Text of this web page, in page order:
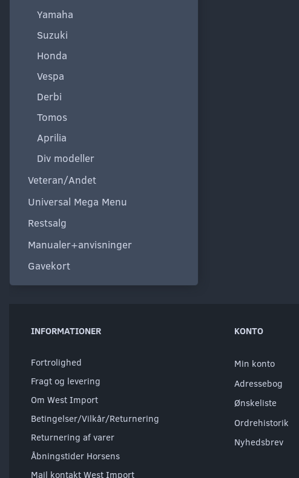
Yamaha
Suzuki
Honda
Vespa
Derbi
Tomos
Aprilia
Div modeller
Veteran/Andet
Universal Mega Menu
Restsalg
Manualer+anvisninger
Gavekort
INFORMATIONER
Fortrolighed
Fragt og levering
Om West Import
Betingelser/Vilkår/Returnering
Returnering af varer
Åbningstider Horsens
Mail kontakt West Import
KONTO
Min konto
Adressebog
Ønskeliste
Ordrehistorik
Nyhedsbrev